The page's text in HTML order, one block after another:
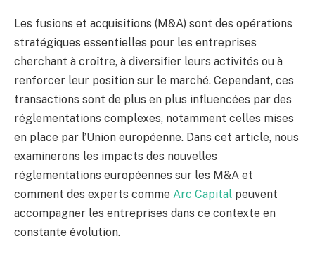
Les fusions et acquisitions (M&A) sont des opérations
stratégiques essentielles pour les entreprises
cherchant à croître, à diversifier leurs activités ou à
renforcer leur position sur le marché. Cependant, ces
transactions sont de plus en plus influencées par des
réglementations complexes, notamment celles mises
en place par l’Union européenne. Dans cet article, nous
examinerons les impacts des nouvelles
réglementations européennes sur les M&A et
comment des experts comme Arc Capital peuvent
accompagner les entreprises dans ce contexte en
constante évolution.